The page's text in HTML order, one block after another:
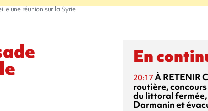
une réunion sur la Syrie
En
20:17 À RETENIR
routière,
du littoral
Darmanin et